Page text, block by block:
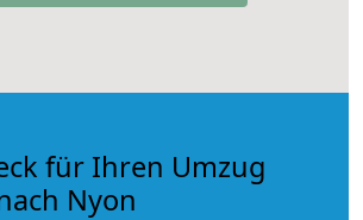
für Ihren Umzug
Nyon